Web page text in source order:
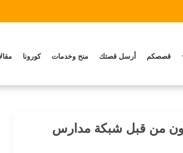
قصصكم أرسل قصتك منح وخدمات كورونا
من قبل شبكة مدارس